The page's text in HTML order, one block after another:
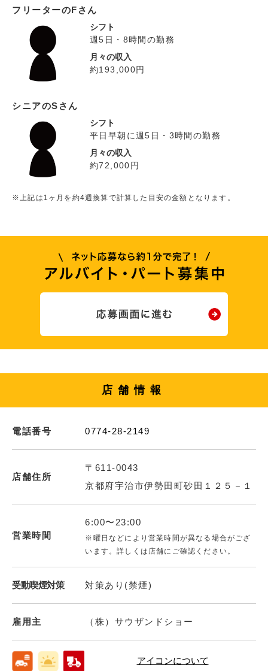
フリーターのFさん
シフト
週5日・8時間の勤務
月々の収入
約193,000円
シニアのSさん
シフト
平日早朝に週5日・3時間の勤務
月々の収入
約72,000円
※上記は1ヶ月を約4週換算で計算した目安の金額となります。
店舗情報
電話番号 0774-28-2149
店舗住所
〒611-0043
京都府宇治市伊勢田町砂田１２５－１
営業時間
6:00〜23:00
※曜日などにより営業時間が異なる場合がござ
います。詳しくは店舗にご確認ください。
受動喫煙対策 対策あり(禁煙)
雇用主 （株）サウザンドショー
アイコンについて